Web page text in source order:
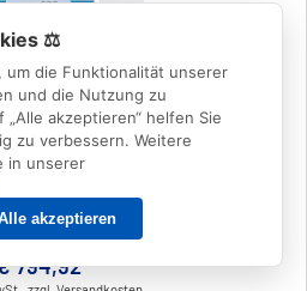
WLC 0,6/A1/C/2/IO
[Max]:
[d]:0,01 g
794,92
⚖️
um die Funktionalität unserer
und die Nutzung zu
akzeptieren“ helfen Sie
zu verbessern. Weitere
in unserer
akzeptieren